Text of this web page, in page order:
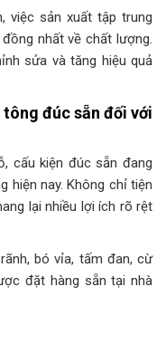
việc sản xuất tập trung
nhất về chất lượng.
sửa và tăng hiệu quả
đúc sẵn đối với
cấu kiện đúc sẵn đang
hiện nay. Không chỉ tiện
lại nhiều lợi ích rõ rệt
bó vỉa, tấm đan, cừ
đặt hàng sẵn tại nhà